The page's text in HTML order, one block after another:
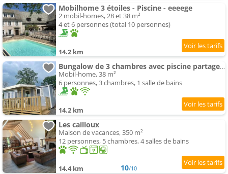
Mobilhome 3 étoiles - Piscine - eeeege
2 mobil-homes, 28 et 38 m²
4 et 6 personnes (total 10 personnes)
14.2 km
Bungalow de 3 chambres avec piscine partagee terrasse amenagee et wifi a Argences en Aubrac
Mobil-home, 38 m²
6 personnes, 3 chambres, 1 salle de bains
14.2 km
Les cailloux
Maison de vacances, 350 m²
12 personnes, 5 chambres, 4 salles de bains
14.4 km 10/10